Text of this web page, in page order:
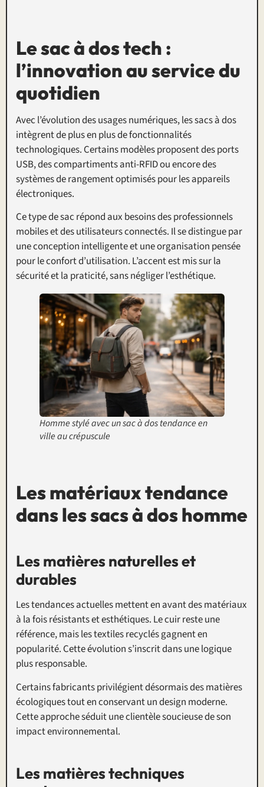
Le sac à dos tech :
l’innovation au service du
quotidien
Avec l’évolution des usages numériques, les sacs à dos
intègrent de plus en plus de fonctionnalités
technologiques. Certains modèles proposent des ports
USB, des compartiments anti-RFID ou encore des
systèmes de rangement optimisés pour les appareils
électroniques.
Ce type de sac répond aux besoins des professionnels
mobiles et des utilisateurs connectés. Il se distingue par
une conception intelligente et une organisation pensée
pour le confort d’utilisation. L’accent est mis sur la
sécurité et la praticité, sans négliger l’esthétique.
Homme stylé avec un sac à dos tendance en
ville au crépuscule
Les matériaux tendance
dans les sacs à dos homme
Les matières naturelles et
durables
Les tendances actuelles mettent en avant des matériaux
à la fois résistants et esthétiques. Le cuir reste une
référence, mais les textiles recyclés gagnent en
popularité. Cette évolution s’inscrit dans une logique
plus responsable.
Certains fabricants privilégient désormais des matières
écologiques tout en conservant un design moderne.
Cette approche séduit une clientèle soucieuse de son
impact environnemental.
Les matières techniques